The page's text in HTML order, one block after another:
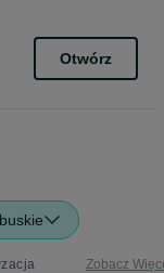
Otwórz
Zobacz